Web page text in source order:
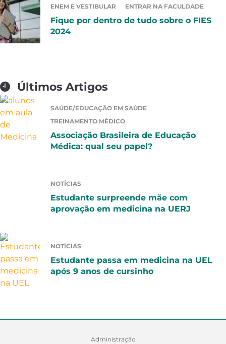
ENEM E VESTIBULAR ENTRAR NA FACULDADE
Fique por dentro de tudo sobre o FIES
2024
Últimos Artigos
SAÚDE/EDUCAÇÃO EM SAÚDE
TREINAMENTO MÉDICO
Associação Brasileira de Educação
Médica: qual seu papel?
NOTÍCIAS
Estudante surpreende mãe com
aprovação em medicina na UERJ
NOTÍCIAS
Estudante passa em medicina na UEL
após 9 anos de cursinho
Administração